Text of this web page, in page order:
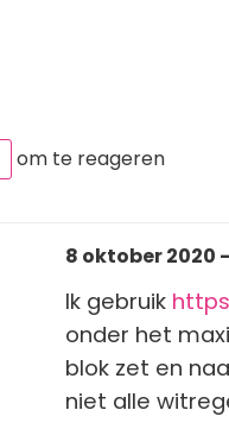
om te reageren
8 oktober 2020 -
Ik gebruik
onder het
blok zet en
niet alle